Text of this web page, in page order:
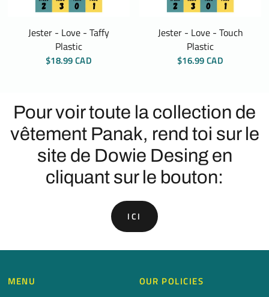
Jester - Love - Taffy
Plastic
$18.99 CAD
Jester - Love - Touch
Plastic
$16.99 CAD
Pour voir toute la collection de
vêtement Panak, rend toi sur le
site de Dowie Desing en
cliquant sur le bouton:
ICI
MENU OUR POLICIES